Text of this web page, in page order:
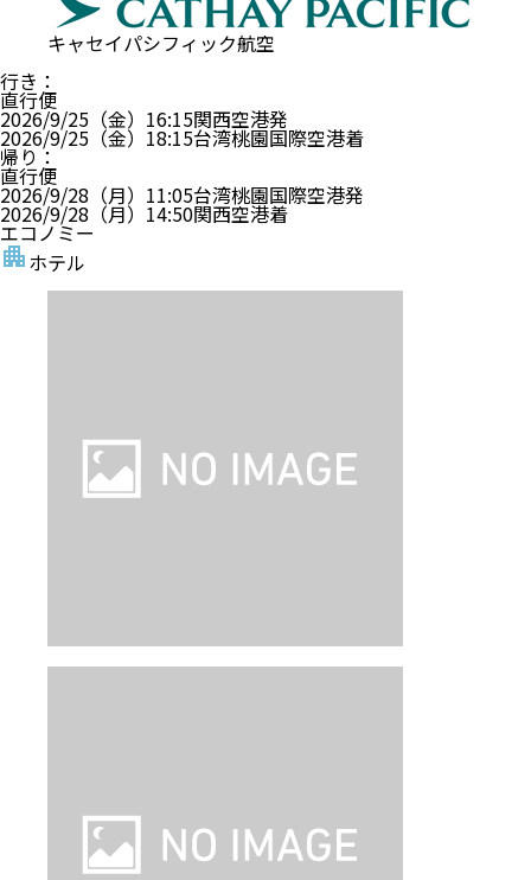
キャセイパシフィック航空
行き ：
直行便
2026/9/25（金） 16:15関西空港発
2026/9/25（金） 18:15台湾桃園国際空港着
帰り ：
直行便
2026/9/28（月） 11:05台湾桃園国際空港発
2026/9/28（月） 14:50関西空港着
エコノミー
ホテル